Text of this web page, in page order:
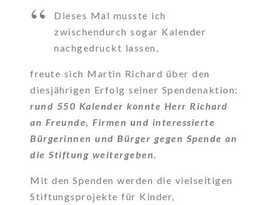
Dieses Mal musste ich
zwischendurch sogar Kalender
nachgedruckt lassen,
freute sich Martin Richard über den
diesjährigen Erfolg seiner Spendenaktion:
rund 550 Kalender konnte Herr Richard
an Freunde, Firmen und interessierte
Bürgerinnen und Bürger gegen Spende an
die Stiftung weitergeben.
Mit den Spenden werden die vielseitigen
Stiftungsprojekte für Kinder,